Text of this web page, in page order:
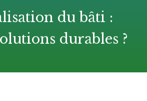
du bâti :
durables ?